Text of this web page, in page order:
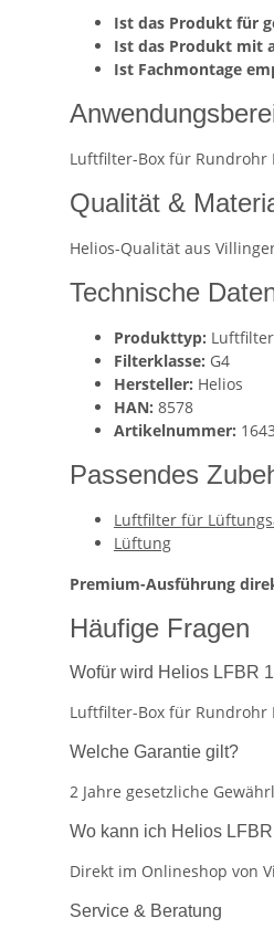
Ist das Produkt für
Ist das Produkt mit
Ist Fachmontage
Luftfilter-Box für Rundrohr
Qualität &
Helios-Qualität aus
Technische
Produkttyp:
Filterklasse: G4
Hersteller: Helios
HAN: 8578
Artikelnummer:
Passendes
Luftfilter für
Lüftung
Premium-Ausführung
Häufige Fragen
Wofür wird Helios LFBR
Luftfilter-Box für Rundrohr
Welche Garantie gilt?
2 Jahre gesetzliche
Wo kann ich Helios
Direkt im Onlineshop von
Service & Beratung